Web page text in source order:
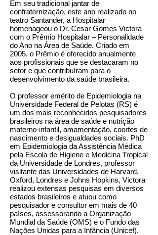
Em seu tradicional jantar de
confraternização, este ano realizado no
teatro Santander, a Hospitalar
homenageou o Dr. Cesar Gomes Victora
com o Prêmio Hospitalar – Personalidade
do Ano na Área de Saúde. Criado em
2005, o Prêmio é oferecido anualmente
aos profissionais que se destacaram no
setor e que contribuíram para o
desenvolvimento da saúde brasileira.
O professor emérito de Epidemiologia na
Universidade Federal de Pelotas (RS) é
um dos mais reconhecidos pesquisadores
brasileiros na área de saúde e nutrição
materno-infantil, amamentação, coortes de
nascimento e desigualdades sociais. PhD
em Epidemiologia da Assistência Médica
pela Escola de Higiene e Medicina Tropical
da Universidade de Londres, professor
visitante das Universidades de Harvard,
Oxford, Londres e Johns Hopkins, Victora
realizou extensas pesquisas em diversos
estados brasileiros e atuou como
pesquisador e consultor em mais de 40
países, assessorando a Organização
Mundial da Saúde (OMS) e o Fundo das
Nações Unidas para a Infância (Unicef).